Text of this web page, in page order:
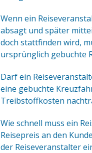
Wenn ein
absagt und später
doch stattfinden wird,
ursprünglich gebuchte
Darf ein
eine gebuchte
Treibstoffkosten
Wie schnell muss ein
Reisepreis an den
der Reiseveranstalter